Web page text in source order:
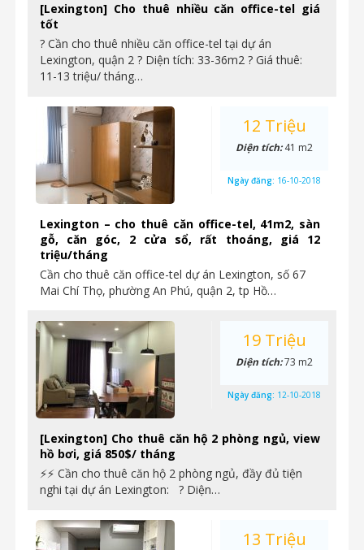
[Lexington] Cho thuê nhiều căn office-tel giá
tốt
? Cần cho thuê nhiều căn office-tel tại dự án
Lexington, quận 2 ? Diện tích: 33-36m2 ? Giá thuê:
11-13 triệu/ tháng…
Lexington – cho thuê căn office-tel, 41m2, sàn
gỗ, căn góc, 2 cửa sổ, rất thoáng, giá 12
triệu/tháng
Cần cho thuê căn office-tel dự án Lexington, số 67
Mai Chí Thọ, phường An Phú, quận 2, tp Hồ…
12 Triệu
Diện tích:41 m2
Ngày đăng: 16-10-2018
[Lexington] Cho thuê căn hộ 2 phòng ngủ, view
hồ bơi, giá 850$/ tháng
⚡⚡ Cần cho thuê căn hộ 2 phòng ngủ, đầy đủ tiện
nghi tại dự án Lexington: ? Diện…
19 Triệu
Diện tích:73 m2
Ngày đăng: 12-10-2018
13 Triệu